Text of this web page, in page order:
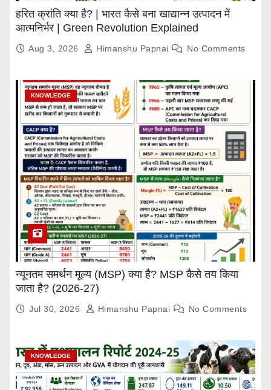
हरित क्रांति क्या है? | भारत कैसे बना खाद्यान्न उत्पादन में
आत्मनिर्भर | Green Revolution Explained
Aug 3, 2026 Himanshu Papnai No Comments
KNOWLEDGE
न्यूनतम समर्थन मूल्य (MSP) क्या है? MSP कैसे तय किया
जाता है? (2026-27)
Jul 30, 2026 Himanshu Papnai No Comments
KNOWLEDGE